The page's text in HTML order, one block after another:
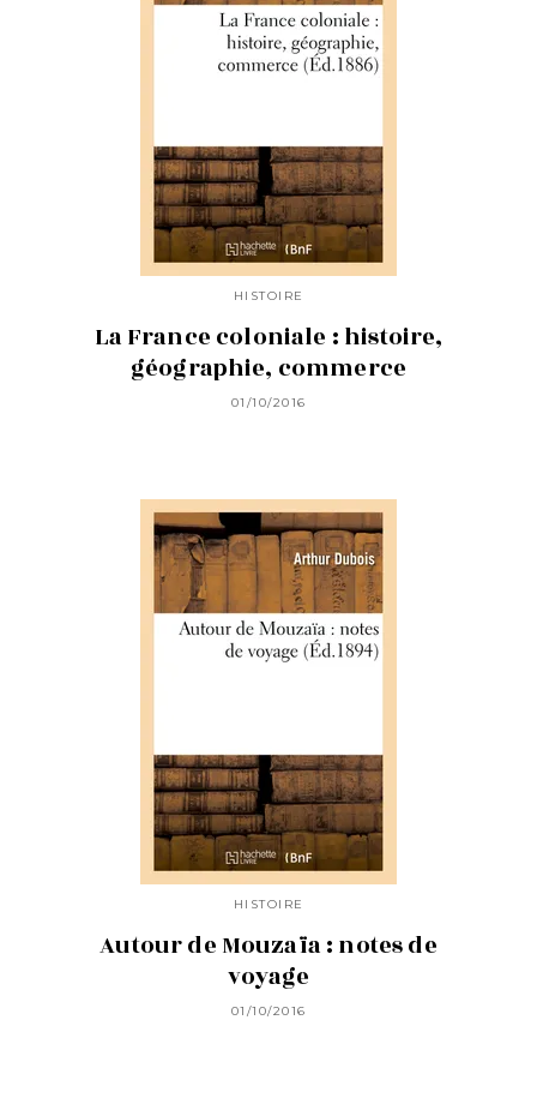
HISTOIRE
La France coloniale : histoire,
géographie, commerce
01/10/2016
HISTOIRE
Autour de Mouzaïa : notes de
voyage
01/10/2016